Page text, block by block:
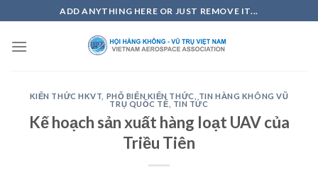
to
content
ADD ANYTHING HERE OR JUST REMOVE IT...
KIẾN THỨC HKVT PHỔ BIẾN KIẾN THỨC
TIN HÀNG KHÔNG VŨ
TRỤ QUỐC TẾ
TIN TỨC
Kế hoạch sản xuất hàng loạt UAV của
Triều Tiên